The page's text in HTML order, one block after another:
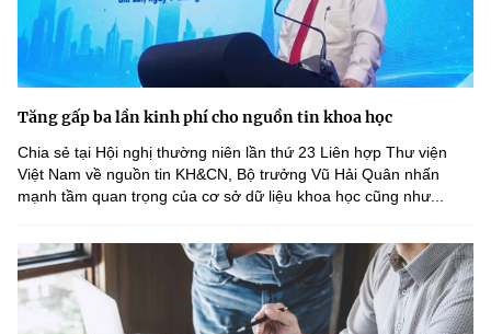
Tăng gấp ba lần kinh phí cho nguồn tin khoa học
Chia sẻ tại Hội nghị thường niên lần thứ 23 Liên hợp Thư viện
Việt Nam về nguồn tin KH&CN, Bộ trưởng Vũ Hải Quân nhấn
mạnh tầm quan trọng của cơ sở dữ liệu khoa học cũng như...